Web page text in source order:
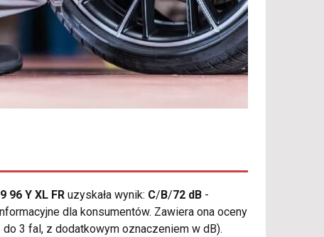
96 Y XL FR uzyskała wynik: C/ B/72 dB -
dla konsumentów. Zawiera ona oceny
3 fal, z dodatkowym oznaczeniem w dB).